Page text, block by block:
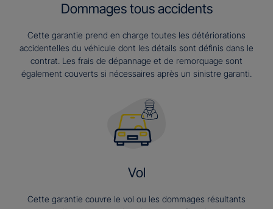
Dommages tous accidents
Cette garantie prend en charge toutes les détériorations
accidentelles du véhicule dont les détails sont définis dans le
contrat. Les frais de dépannage et de remorquage sont
également couverts si nécessaires après un sinistre garanti.
Vol
Cette garantie couvre le vol ou les dommages résultants